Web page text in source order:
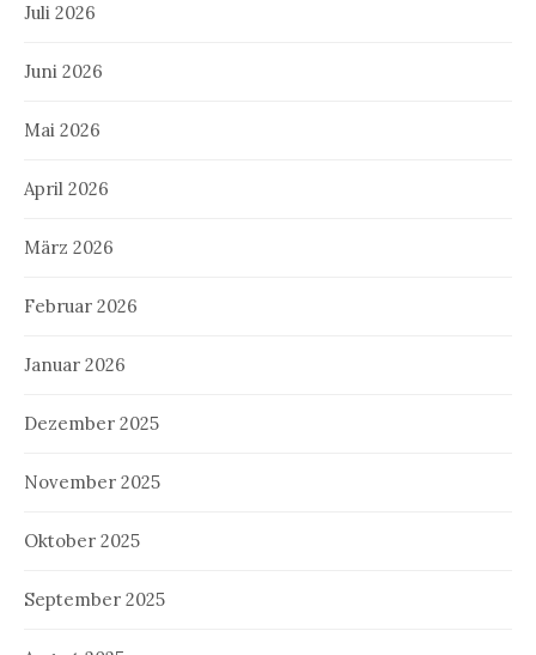
Juli 2026
Juni 2026
Mai 2026
April 2026
März 2026
Februar 2026
Januar 2026
Dezember 2025
November 2025
Oktober 2025
September 2025